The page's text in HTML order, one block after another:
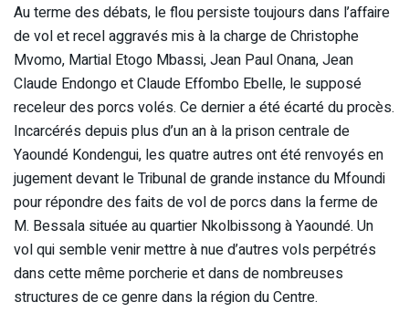
Au terme des débats, le flou persiste toujours dans l’affaire
de vol et recel aggravés mis à la charge de Christophe
Mvomo, Martial Etogo Mbassi, Jean Paul Onana, Jean
Claude Endongo et Claude Effombo Ebelle, le supposé
receleur des porcs volés. Ce dernier a été écarté du procès.
Incarcérés depuis plus d’un an à la prison centrale de
Yaoundé Kondengui, les quatre autres ont été renvoyés en
jugement devant le Tribunal de grande instance du Mfoundi
pour répondre des faits de vol de porcs dans la ferme de
M. Bessala située au quartier Nkolbissong à Yaoundé. Un
vol qui semble venir mettre à nue d’autres vols perpétrés
dans cette même porcherie et dans de nombreuses
structures de ce genre dans la région du Centre.